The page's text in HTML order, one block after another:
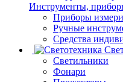
Инструменты,
Приборы
Ручные
Средства
Светильники
Фонари